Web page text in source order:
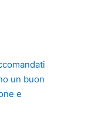
un buon
e